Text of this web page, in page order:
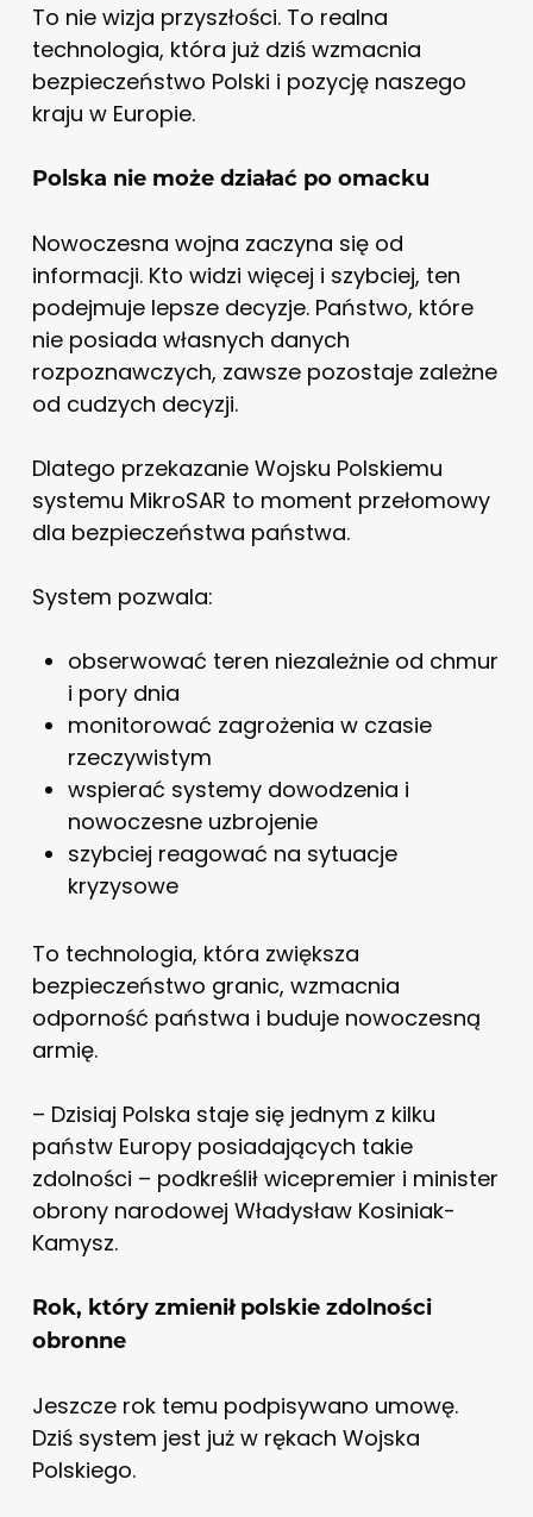
To nie wizja przyszłości. To realna
technologia, która już dziś wzmacnia
bezpieczeństwo Polski i pozycję naszego
kraju w Europie.
Polska nie może działać po omacku
Nowoczesna wojna zaczyna się od
informacji. Kto widzi więcej i szybciej, ten
podejmuje lepsze decyzje. Państwo, które
nie posiada własnych danych
rozpoznawczych, zawsze pozostaje zależne
od cudzych decyzji.
Dlatego przekazanie Wojsku Polskiemu
systemu MikroSAR to moment przełomowy
dla bezpieczeństwa państwa.
System pozwala:
obserwować teren niezależnie od chmur
i pory dnia
monitorować zagrożenia w czasie
rzeczywistym
wspierać systemy dowodzenia i
nowoczesne uzbrojenie
szybciej reagować na sytuacje
kryzysowe
To technologia, która zwiększa
bezpieczeństwo granic, wzmacnia
odporność państwa i buduje nowoczesną
armię.
– Dzisiaj Polska staje się jednym z kilku
państw Europy posiadających takie
zdolności – podkreślił wicepremier i minister
obrony narodowej Władysław Kosiniak-
Kamysz.
Rok, który zmienił polskie zdolności
obronne
Jeszcze rok temu podpisywano umowę.
Dziś system jest już w rękach Wojska
Polskiego.